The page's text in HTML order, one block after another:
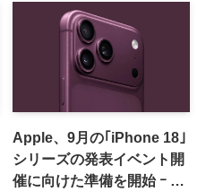
Apple、9月の｢iPhone 18｣
シリーズの発表イベント開
催に向けた準備を開始 ｰ 9